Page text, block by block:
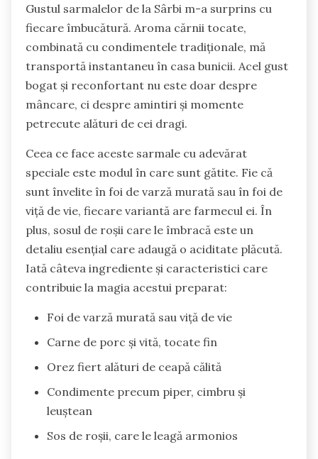
Gustul sarmalelor de la Sârbi m-a surprins cu
fiecare îmbucătură. Aroma cărnii tocate,
combinată cu condimentele tradiționale, mă
transportă instantaneu în casa bunicii. Acel gust
bogat și reconfortant nu este doar despre
mâncare, ci despre amintiri și momente
petrecute alături de cei dragi.
Ceea ce face aceste sarmale cu adevărat
speciale este modul în care sunt gătite. Fie că
sunt învelite în foi de varză murată sau în foi de
viță de vie, fiecare variantă are farmecul ei. În
plus, sosul de roșii care le îmbracă este un
detaliu esențial care adaugă o aciditate plăcută.
Iată câteva ingrediente și caracteristici care
contribuie la magia acestui preparat:
Foi de varză murată sau viță de vie
Carne de porc și vită, tocate fin
Orez fiert alături de ceapă călită
Condimente precum piper, cimbru și
leuștean
Sos de roșii, care le leagă armonios